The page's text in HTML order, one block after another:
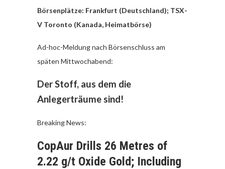
Börsenplätze: Frankfurt (Deutschland); TSX-
V Toronto (Kanada, Heimatbörse)
Ad-hoc-Meldung nach Börsenschluss am
späten Mittwochabend:
Der Stoff, aus dem die
Anlegerträume sind!
Breaking News:
CopAur Drills 26 Metres of
2.22 g/t Oxide Gold; Including